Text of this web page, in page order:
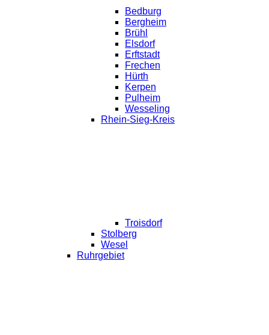
Bedburg
Bergheim
Brühl
Elsdorf
Erftstadt
Frechen
Hürth
Kerpen
Pulheim
Wesseling
Rhein-Sieg-Kreis
Troisdorf
Stolberg
Wesel
Ruhrgebiet